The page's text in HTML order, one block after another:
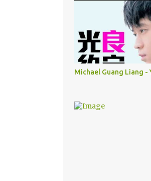
Michael Guang Liang -